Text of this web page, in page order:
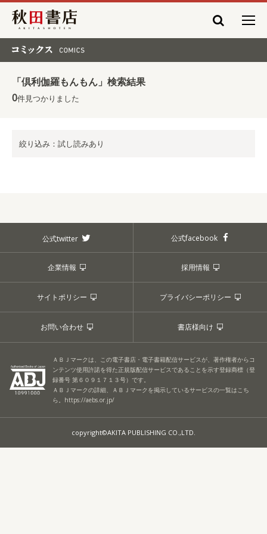
秋田書店
「倶利伽羅もんもん」検索結果
0件見つかりました
絞り込み：試し読みあり
公式twitter 公式facebook
企業情報 採用情報
サイトポリシー プライバシーポリシー
お問い合わせ 書店様向け
ＡＢＪマークは、この電子書店・電子書籍配信サービスが、著作権者からコ
ンテンツ使用許諾を得た正規版配信サービスであることを示す登録商標（登
録番号 第６０９１７１３号）です。
ＡＢＪマークの詳細、ＡＢＪマークを掲示しているサービスの一覧はこち
ら。 https://aebs.or.jp/
copyright©AKITA PUBLISHING CO.,LTD.